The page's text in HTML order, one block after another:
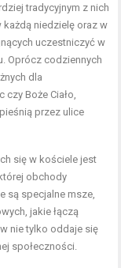
tradycyjnym z nich
każdą niedzielę oraz w
uczestniczyć w
Oprócz codziennych
dla
Boże Ciało,
przez ulice
się w kościele jest
której obchody
są specjalne msze,
jakie łączą
nie tylko oddaje się
społeczności.